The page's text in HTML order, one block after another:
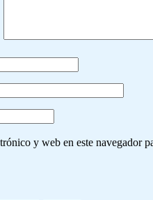
y web en este navegador